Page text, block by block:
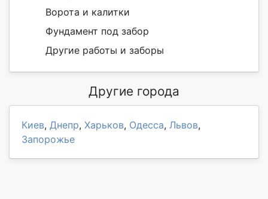
Ворота и калитки
Фундамент под забор
Другие работы и заборы
Другие города
Киев, Днепр, Харьков, Одесса, Львов,
Запорожье